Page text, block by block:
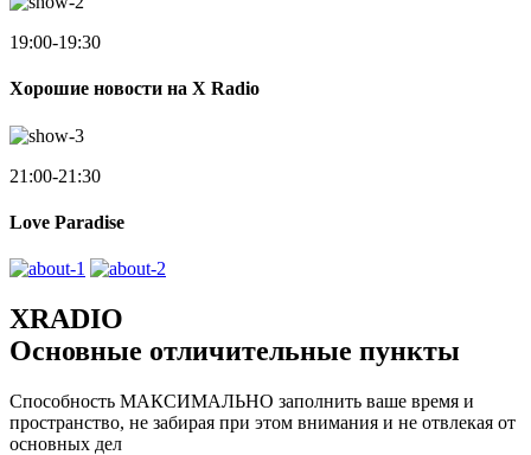
19:00-19:30
Хорошие новости на X Radio
21:00-21:30
Love Paradise
XRADIO
Основные отличительные пункты
Способность МАКСИМАЛЬНО заполнить ваше время и
пространство, не забирая при этом внимания и не отвлекая от
основных дел